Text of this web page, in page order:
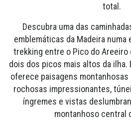
total.
Descubra uma das
emblemáticas da Madeira numa
trekking entre o Pico do Areeiro
dois dos picos mais altos da
oferece paisagens
rochosas impressionantes,
íngremes e vistas
montanhoso central